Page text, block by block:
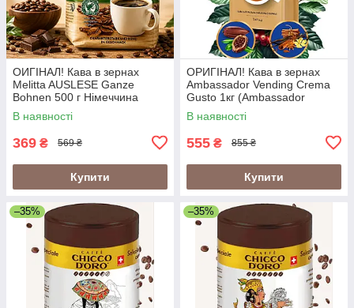
ОИГІНАЛ! Кава в зернах
Melitta AUSLESE Ganze
Bohnen 500 г Німеччина
В наявності
369 ₴ 569 ₴
Купити
ОРИГІНАЛ! Кава в зернах
Ambassador Vending Crema
Gusto 1кг (Ambassador
Crema Gusto Vending)
В наявності
555 ₴ 855 ₴
Купити
–35% –35%